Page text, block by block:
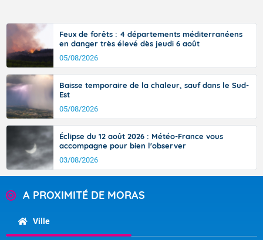
Feux de forêts : 4 départements méditerranéens
en danger très élevé dès jeudi 6 août
05/08/2026
Baisse temporaire de la chaleur, sauf dans le Sud-
Est
05/08/2026
Éclipse du 12 août 2026 : Météo-France vous
accompagne pour bien l'observer
03/08/2026
A PROXIMITÉ DE MORAS
Ville